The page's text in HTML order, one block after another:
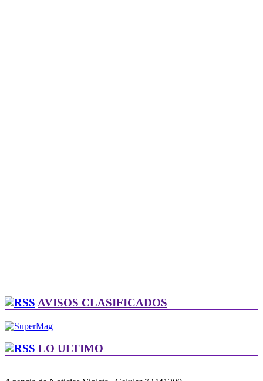
AVISOS CLASIFICADOS
LO ULTIMO